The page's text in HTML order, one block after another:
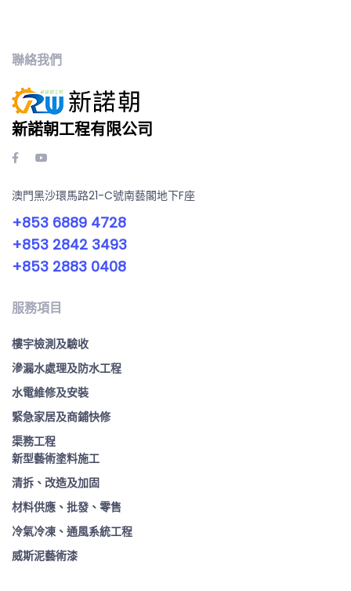
聯絡我們
新諾朝工程有限公司
澳門黑沙環馬路21-C號南藝閣地下F座
+853 6889 4728
+853 2842 3493
+853 2883 0408
服務項目
樓宇檢測及驗收
滲漏水處理及防水工程
水電維修及安裝
緊急家居及商鋪快修
渠務工程
新型藝術塗料施工
清拆、改造及加固
材料供應、批發、零售
冷氣冷凍、通風系統工程
威斯泥藝術漆